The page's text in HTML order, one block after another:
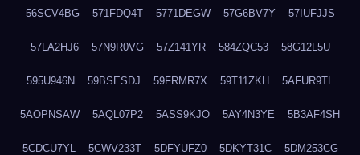
56SCV4BG 571FDQ4T 5771DEGW 57G6BV7Y 57IUFJJS
57LA2HJ6 57N9R0VG 57Z141YR 584ZQC53 58G12L5U
595U946N 59BSESDJ 59FRMR7X 59T11ZKH 5AFUR9TL
5AOPNSAW 5AQL07P2 5ASS9KJO 5AY4N3YE 5B3AF4SH
5CDCU7YL 5CWV233T 5DFYUFZ0 5DKYT31C 5DM253CG